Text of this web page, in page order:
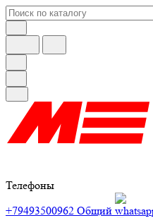
Телефоны
+79493500962 Общий